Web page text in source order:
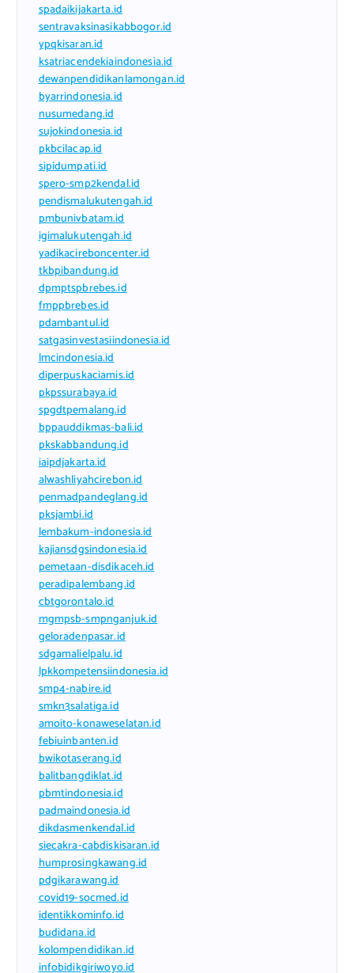
spadaikijakarta.id
sentravaksinasikabbogor.id
ypqkisaran.id
ksatriacendekiaindonesia.id
dewanpendidikanlamongan.id
byarrindonesia.id
nusumedang.id
sujokindonesia.id
pkbcilacap.id
sipidumpati.id
spero-smp2kendal.id
pendismalukutengah.id
pmbunivbatam.id
igimalukutengah.id
yadikacireboncenter.id
tkbpibandung.id
dpmptspbrebes.id
fmppbrebes.id
pdambantul.id
satgasinvestasiindonesia.id
lmcindonesia.id
diperpuskaciamis.id
pkpssurabaya.id
spgdtpemalang.id
bppauddikmas-bali.id
pkskabbandung.id
iaipdjakarta.id
alwashliyahcirebon.id
penmadpandeglang.id
pksjambi.id
lembakum-indonesia.id
kajiansdgsindonesia.id
pemetaan-disdikaceh.id
peradipalembang.id
cbtgorontalo.id
mgmpsb-smpnganjuk.id
geloradenpasar.id
sdgamalielpalu.id
lpkkompetensiindonesia.id
smp4-nabire.id
smkn3salatiga.id
amoito-konaweselatan.id
febiuinbanten.id
bwikotaserang.id
balitbangdiklat.id
pbmtindonesia.id
padmaindonesia.id
dikdasmenkendal.id
siecakra-cabdiskisaran.id
humprosingkawang.id
pdgikarawang.id
covid19-socmed.id
identikkominfo.id
budidana.id
kolompendidikan.id
infobidikgiriwoyo.id